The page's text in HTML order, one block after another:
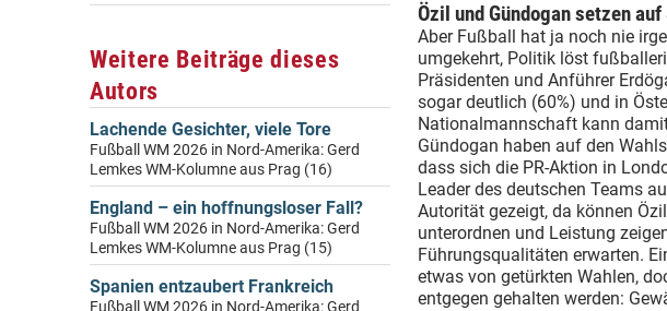
Weitere Beiträge dieses
Autors
Lachende Gesichter, viele Tore
Fußball WM 2026 in Nord-Amerika: Gerd
Lemkes WM-Kolumne aus Prag (16)
England – ein hoffnungsloser Fall?
Fußball WM 2026 in Nord-Amerika: Gerd
Lemkes WM-Kolumne aus Prag (15)
Spanien entzaubert Frankreich
Fußball WM 2026 in Nord-Amerika: Gerd
Özil und Gündogan setzen
Aber Fußball hat ja noch nie
umgekehrt, Politik löst
Präsidenten und Anführer
sogar deutlich (60%) und in
Nationalmannschaft kann
Gündogan haben auf den
dass sich die PR-Aktion in
Leader des deutschen Teams
Autorität gezeigt, da können
unterordnen und Leistung
Führungsqualitäten erwarten.
etwas von getürkten Wahlen,
entgegen gehalten werden: